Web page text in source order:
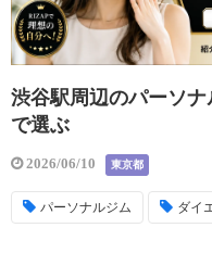
渋谷駅周辺のパーソ
で選ぶ
2026/06/10 東京都
パーソナルジム ダイ